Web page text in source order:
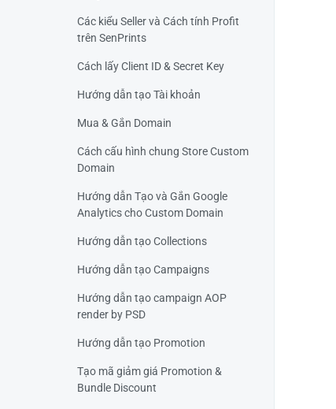
Các kiểu Seller và Cách tính Profit
trên SenPrints
Cách lấy Client ID & Secret Key
Hướng dẫn tạo Tài khoản
Mua & Gắn Domain
Cách cấu hình chung Store Custom
Domain
Hướng dẫn Tạo và Gắn Google
Analytics cho Custom Domain
Hướng dẫn tạo Collections
Hướng dẫn tạo Campaigns
Hướng dẫn tạo campaign AOP
render by PSD
Hướng dẫn tạo Promotion
Tạo mã giảm giá Promotion &
Bundle Discount